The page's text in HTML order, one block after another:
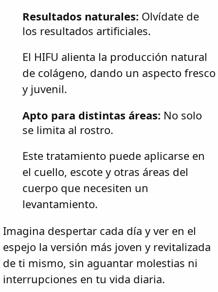
Resultados naturales: Olvídate de
los resultados artificiales.
El HIFU alienta la producción natural
de colágeno, dando un aspecto fresco
y juvenil.
Apto para distintas áreas: No solo
se limita al rostro.
Este tratamiento puede aplicarse en
el cuello, escote y otras áreas del
cuerpo que necesiten un
levantamiento.
Imagina despertar cada día y ver en el
espejo la versión más joven y revitalizada
de ti mismo, sin aguantar molestias ni
interrupciones en tu vida diaria.